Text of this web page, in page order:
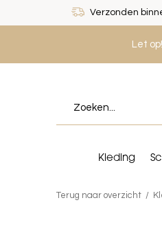
Let
Kleding
Verzonden
Terug naar overzicht